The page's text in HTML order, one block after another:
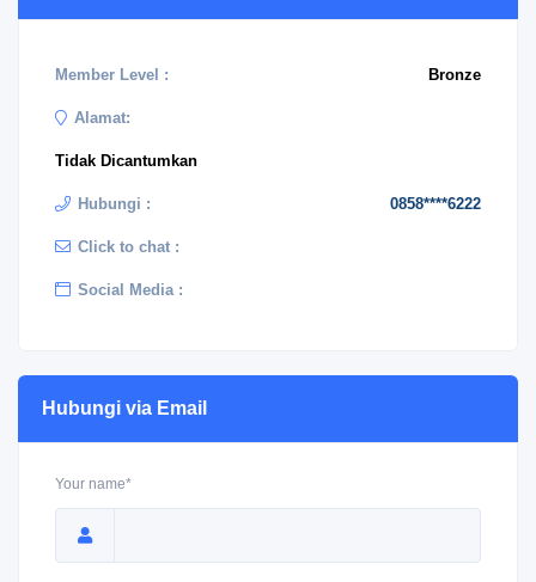
Member Level : Bronze
Alamat:
Tidak Dicantumkan
Hubungi : 0858****6222
Click to chat :
Social Media :
Hubungi via Email
Your name*